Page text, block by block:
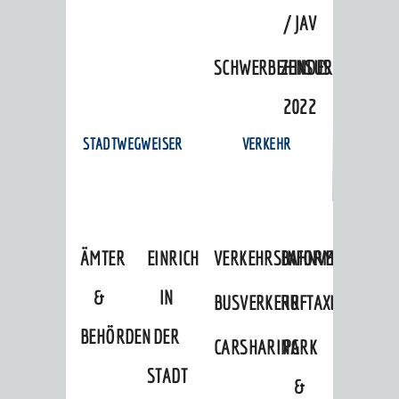
/ JAV
ZENSUS
2022
STADTWEGWEISER
ÄMTER
&
BEHÖRDEN
EINRICHTUNGEN
IN
DER
STADT
VERKEHR
VERKEHRSINFORMATIONEN
BAHNVERKEHR
BUSVERKEHRRUFTAXI
CARSHARINGPARK
&